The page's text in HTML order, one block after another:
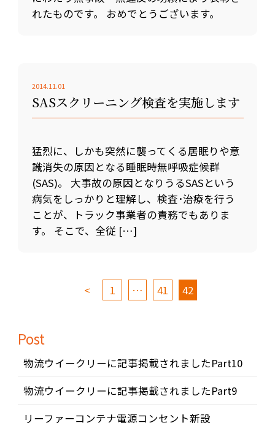
れたものです。 おめでとうございます。
2014.11.01
SASスクリーニング検査を実施します
猛烈に、しかも突然に襲ってくる居眠りや意
識消失の原因となる睡眠時無呼吸症候群
(SAS)。 大事故の原因となりうるSASという
病気をしっかりと理解し、検査･治療を行う
ことが、トラック事業者の責務でもありま
す。 そこで、全従 […]
< 1 … 41 42
Post
物流ウイークリーに記事掲載されましたPart10
物流ウイークリーに記事掲載されましたPart9
リーファーコンテナ電源コンセント新設